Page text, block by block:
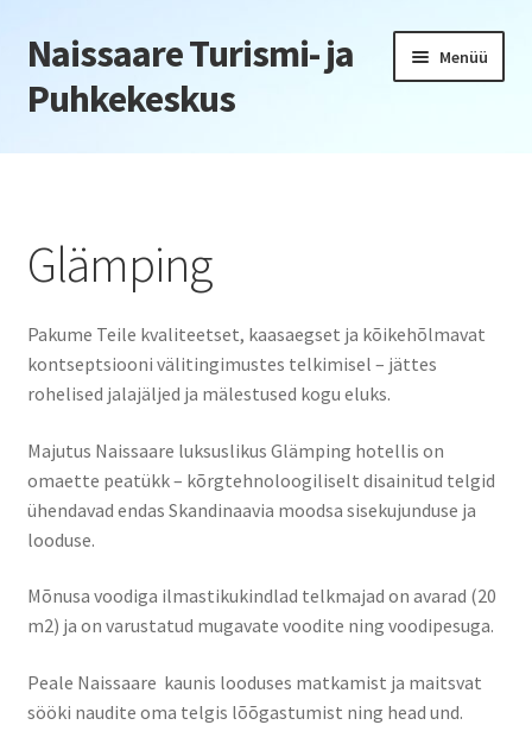
Liigu
navigeerimisele
Liigu
sisu
juurde
Naissaare Turismi- ja
Puhkekeskus
Menüü
Esileht
Jõulupeod
Kliendiüritus
Konverentsid
Õppepäevad
Seminarid
Suvepäevad
Ürituste korraldamine
Glämping
Pakume Teile kvaliteetset, kaasaegset ja kõikehõlmavat
kontseptsiooni välitingimustes telkimisel – jättes
rohelised jalajäljed ja mälestused kogu eluks.
Majutus Naissaare luksuslikus Glämping hotellis on
omaette peatükk – kõrgtehnoloogiliselt disainitud telgid
ühendavad endas Skandinaavia moodsa sisekujunduse ja
looduse.
Mõnusa voodiga ilmastikukindlad telkmajad on avarad (20
m2) ja on varustatud mugavate voodite ning voodipesuga.
Peale Naissaare kaunis looduses matkamist ja maitsvat
sööki naudite oma telgis lõõgastumist ning head und.